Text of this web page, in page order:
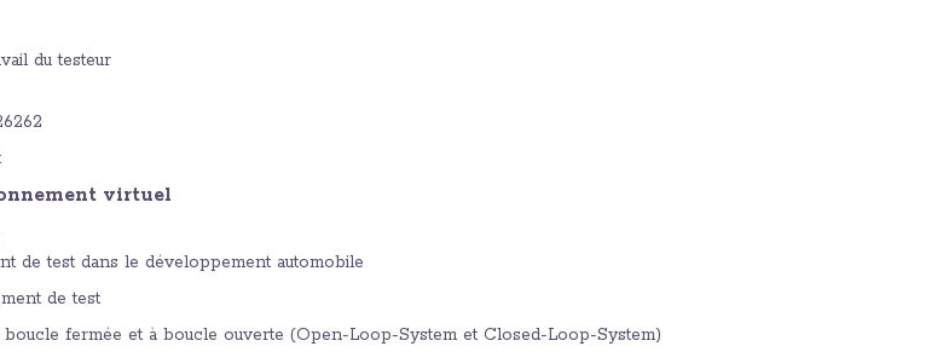
du testeur
virtuel
de test dans le développement automobile
de test
fermée et à boucle ouverte (Open-Loop-System et Closed-Loop-System)